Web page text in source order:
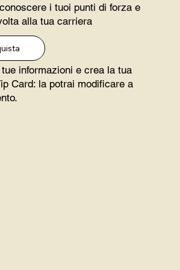
i tuoi punti di forza e
alla tua carriera
informazioni e crea la tua
Card: la potrai modificare a